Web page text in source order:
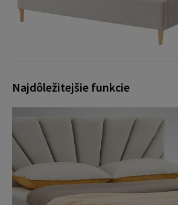
Najdôležitejšie funkcie